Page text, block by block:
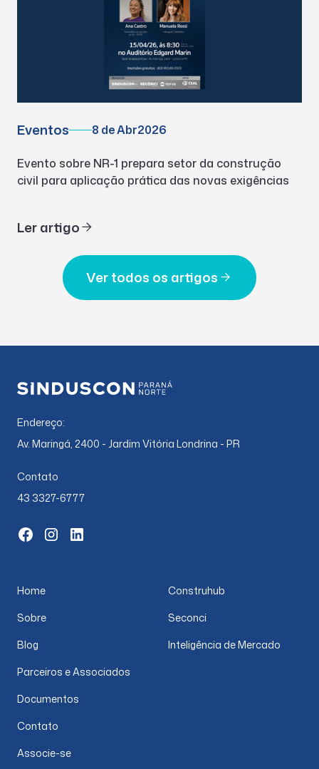
Eventos 8 de Abr2026
Evento sobre NR-1 prepara setor da construção
civil para aplicação prática das novas exigências
Ler artigo
Ver todos os artigos
Endereço:
Av. Maringá, 2400 - Jardim Vitória Londrina - PR
Contato
43 3327-6777
Home
Sobre
Blog
Parceiros e Associados
Documentos
Contato
Associe-se
Construhub
Seconci
Inteligência de Mercado